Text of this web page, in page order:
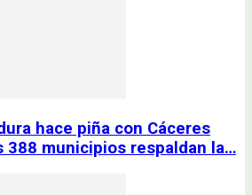
hace piña con Cáceres
388 municipios respaldan la…